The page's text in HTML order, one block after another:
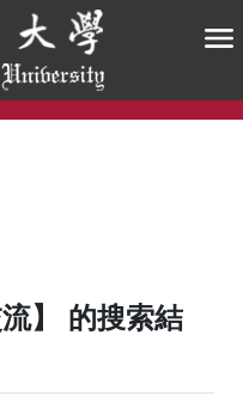
】 的搜索結